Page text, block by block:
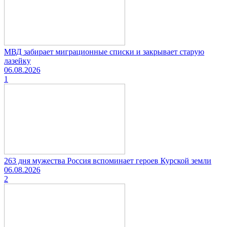
МВД забирает миграционные списки и закрывает старую
лазейку
06.08.2026
1
263 дня мужества Россия вспоминает героев Курской земли
06.08.2026
2